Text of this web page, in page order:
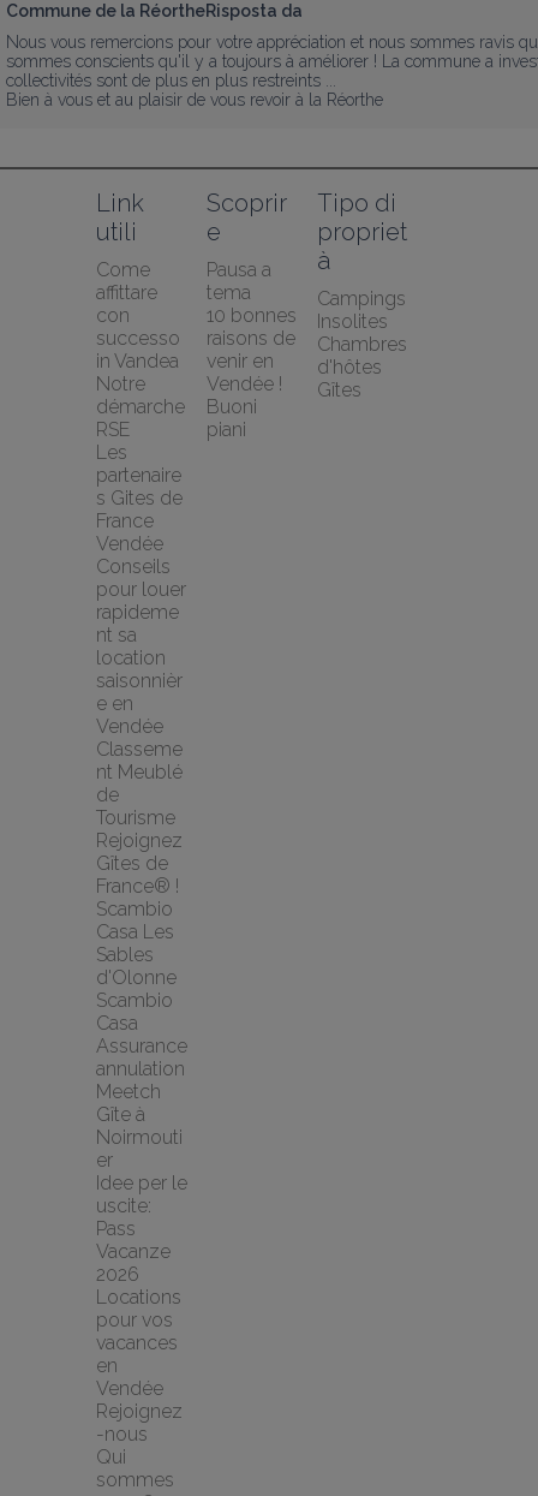
Commune de la RéortheRisposta da
Nous vous remercions pour votre appréciation et nous sommes ravis
sommes conscients qu'il y a toujours à améliorer ! La commune a
collectivités sont de plus en plus restreints ...
Bien à vous et au plaisir de vous revoir à la Réorthe
Link
utili
Come
affittare
con
successo
in Vandea
Notre
démarche
RSE
Les
partenaire
s Gites de
France
Vendée
Conseils
pour louer
rapideme
nt sa
location
saisonnièr
e en
Vendée
Classeme
nt Meublé
de
Tourisme
Rejoignez
Gîtes de
France® !
Scambio
Casa Les
Sables
d'Olonne
Scambio
Casa
Assurance
annulation
Meetch
Gîte à
Noirmouti
er
Idee per le
uscite:
Pass
Vacanze
2026
Locations
pour vos
vacances
en
Vendée
Rejoignez
-nous
Qui
sommes
Scoprir
e
Pausa a
tema
10 bonnes
raisons de
venir en
Vendée !
Buoni
piani
Tipo di
propriet
à
Campings
Insolites
Chambres
d'hôtes
Gîtes